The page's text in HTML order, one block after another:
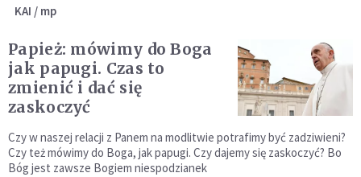
KAI / mp
Papież: mówimy do Boga
jak papugi. Czas to
zmienić i dać się
zaskoczyć
Czy w naszej relacji z Panem na modlitwie potrafimy być zadziwieni?
Czy też mówimy do Boga, jak papugi. Czy dajemy się zaskoczyć? Bo
Bóg jest zawsze Bogiem niespodzianek